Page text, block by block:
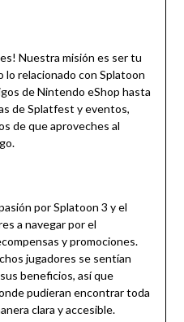
Nuestra misión es ser tu
relacionado con Splatoon
de Nintendo eShop hasta
de Splatfest y eventos,
de que aproveches al
por Splatoon 3 y el
a navegar por el
y promociones.
jugadores se sentían
beneficios, así que
pudieran encontrar toda
clara y accesible.